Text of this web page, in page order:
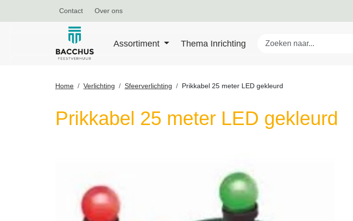
Contact Over ons
Assortiment Thema Inrichting
Home Verlichting Sfeerverlichting Prikkabel 25 meter LED gekleurd
Prikkabel 25 meter LED gekleurd